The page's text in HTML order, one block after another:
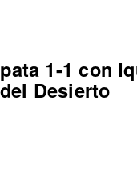
1-1 con
Desierto